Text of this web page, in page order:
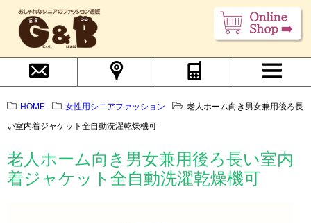
HOME 女性用シニアファッション
老人ホーム向き男女兼用後ろ長
い室内着ジャケット全自動洗濯乾燥機可
老人ホーム向き男女兼用後ろ長い室内
着ジャケット全自動洗濯乾燥機可